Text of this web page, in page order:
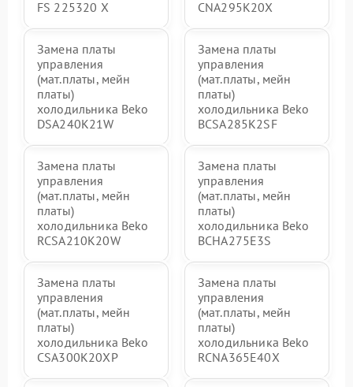
FS 225320 X
CNA295K20X
Замена платы
управления
(мат.платы, мейн
платы)
холодильника Beko
DSA240K21W
Замена платы
управления
(мат.платы, мейн
платы)
холодильника Beko
BCSA285K2SF
Замена платы
управления
(мат.платы, мейн
платы)
холодильника Beko
RCSA210K20W
Замена платы
управления
(мат.платы, мейн
платы)
холодильника Beko
BCHA275E3S
Замена платы
управления
(мат.платы, мейн
платы)
холодильника Beko
CSA300K20XP
Замена платы
управления
(мат.платы, мейн
платы)
холодильника Beko
RCNA365E40X